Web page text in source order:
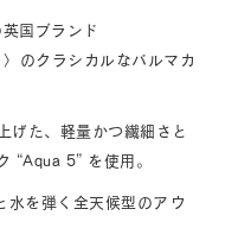
国ブランド
のクラシカルなバルマカ
げた、軽量かつ繊細さと
“Aqua 5” を使用。
水を弾く全天候型のアウ